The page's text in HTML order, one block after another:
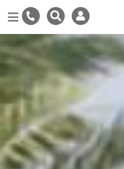
דילוג
לתוכן
המרכזי